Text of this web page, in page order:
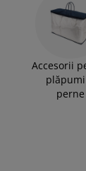
Accesorii
perne